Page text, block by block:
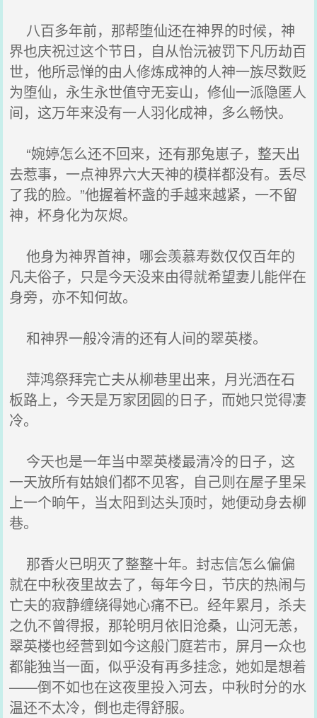
八百多年前，那帮堕仙还在神界的时候，神
界也庆祝过这个节日，自从怡沅被罚下凡历劫百
世，他所忌惮的由人修炼成神的人神一族尽数贬
为堕仙，永生永世值守无妄山，修仙一派隐匿人
间，这万年来没有一人羽化成神，多么畅快。
“婉婷怎么还不回来，还有那兔崽子，整天出
去惹事，一点神界六大天神的模样都没有。丢尽
了我的脸。”他握着杯盏的手越来越紧，一不留
神，杯身化为灰烬。
他身为神界首神，哪会羡慕寿数仅仅百年的
凡夫俗子，只是今天没来由得就希望妻儿能伴在
身旁，亦不知何故。
和神界一般冷清的还有人间的翠英楼。
萍鸿祭拜完亡夫从柳巷里出来，月光洒在石
板路上，今天是万家团圆的日子，而她只觉得凄
冷。
今天也是一年当中翠英楼最清冷的日子，这
一天放所有姑娘们都不见客，自己则在屋子里呆
上一个晌午，当太阳到达头顶时，她便动身去柳
巷。
那香火已明灭了整整十年。封志信怎么偏偏
就在中秋夜里故去了，每年今日，节庆的热闹与
亡夫的寂静缠绕得她心痛不已。经年累月，杀夫
之仇不曾得报，那轮明月依旧沧桑，山河无恙，
翠英楼也经营到如今这般门庭若市，屏月一众也
都能独当一面，似乎没有再多挂念，她如是想着
——倒不如也在这夜里投入河去，中秋时分的水
温还不太冷，倒也走得舒服。